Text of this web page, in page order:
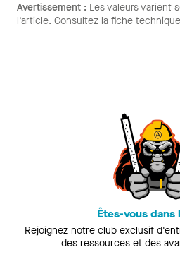
Avertissement : Les valeurs varient
l’article. Consultez la fiche
Êtes-vous dans
Rejoignez notre club exclusif
des ressources et des